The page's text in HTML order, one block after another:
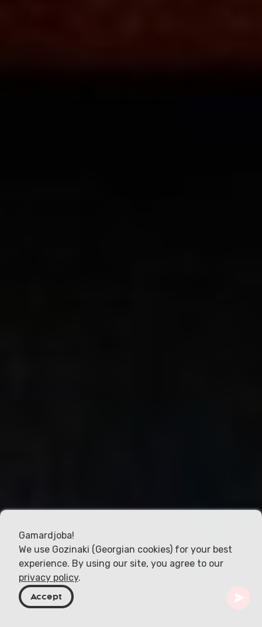
Gamardjoba!
We use Gozinaki (Georgian cookies) for your best
experience. By using our site, you agree to our
privacy policy.
Accept